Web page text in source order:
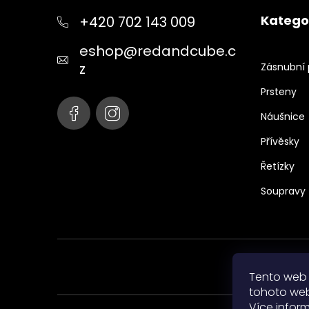
Tento
tohoto
+420 702 143 009
eshop@redandcube.c
z
Zásnubní
Prsteny
Náušnice
Přívěsky
Řetízky
Soupravy